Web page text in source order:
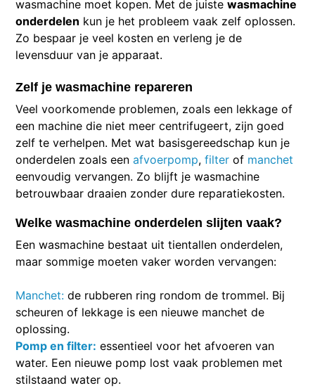
wasmachine moet kopen. Met de juistewasmachine
onderdelen kun je het probleem vaak zelf oplossen.
Zo bespaar je veel kosten en verleng je de
levensduur van je apparaat.
Zelf je wasmachine repareren
Veel voorkomende problemen, zoals een lekkage of
een machine die niet meer centrifugeert, zijn goed
zelf te verhelpen. Met wat basisgereedschap kun je
onderdelen zoals eenafvoerpomp,filterof manchet
eenvoudig vervangen. Zo blijft je wasmachine
betrouwbaar draaien zonder dure reparatiekosten.
Welke wasmachine onderdelen slijten vaak?
Een wasmachine bestaat uit tientallen onderdelen,
maar sommige moeten vaker worden vervangen:
Manchet: de rubberen ring rondom de trommel. Bij
scheuren of lekkage is een nieuwe manchet de
oplossing.
Pomp en filter: essentieel voor het afvoeren van
water. Een nieuwe pomp lost vaak problemen met
stilstaand water op.